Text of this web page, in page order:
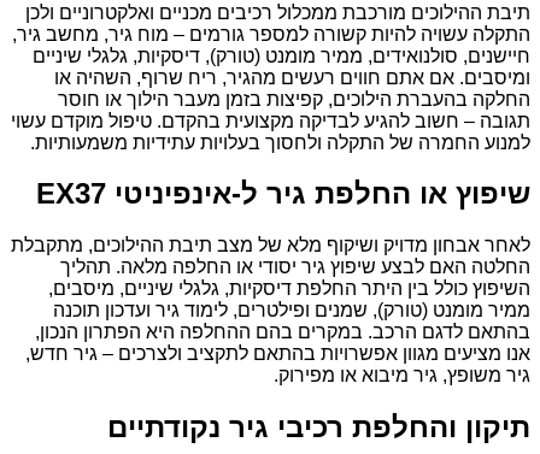
תיבת ההילוכים מורכבת ממכלול רכיבים מכניים ואלקטרוניים ולכן
התקלה עשויה להיות קשורה למספר גורמים – מוח גיר, מחשב גיר,
חיישנים, סולנואידים, ממיר מומנט (טורק), דיסקיות, גלגלי שיניים
ומיסבים. אם אתם חווים רעשים מהגיר, ריח שרוף, השהיה או
החלקה בהעברת הילוכים, קפיצות בזמן מעבר הילוך או חוסר
תגובה – חשוב להגיע לבדיקה מקצועית בהקדם. טיפול מוקדם עשוי
למנוע החמרה של התקלה ולחסוך בעלויות עתידיות משמעותיות.
שיפוץ או החלפת גיר ל-אינפיניטי EX37
לאחר אבחון מדויק ושיקוף מלא של מצב תיבת ההילוכים, מתקבלת
החלטה האם לבצע שיפוץ גיר יסודי או החלפה מלאה. תהליך
השיפוץ כולל בין היתר החלפת דיסקיות, גלגלי שיניים, מיסבים,
ממיר מומנט (טורק), שמנים ופילטרים, לימוד גיר ועדכון תוכנה
בהתאם לדגם הרכב. במקרים בהם ההחלפה היא הפתרון הנכון,
אנו מציעים מגוון אפשרויות בהתאם לתקציב ולצרכים – גיר חדש,
גיר משופץ, גיר מיבוא או מפירוק.
תיקון והחלפת רכיבי גיר נקודתיים